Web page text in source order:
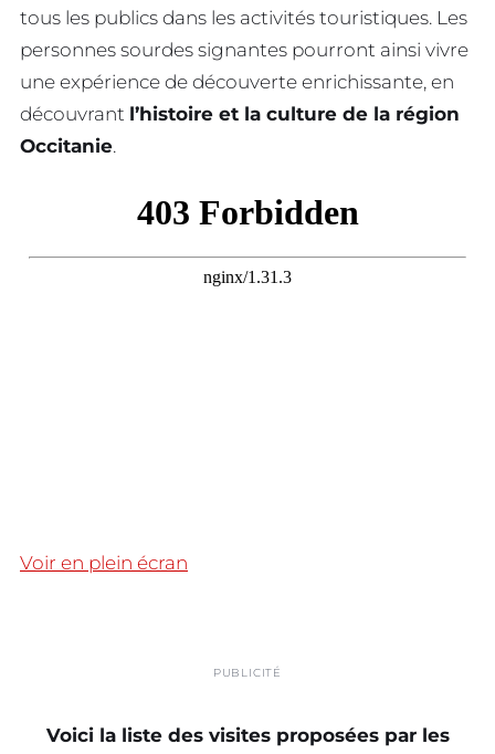
tous les publics dans les activités touristiques. Les
personnes sourdes signantes pourront ainsi vivre
une expérience de découverte enrichissante, en
découvrant l’histoire et la culture de la région
Occitanie.
Voir en plein écran
PUBLICITÉ
Voici la liste des visites proposées par les